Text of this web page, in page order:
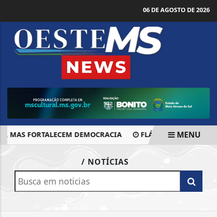
06 DE AGOSTO DE 2026
FORTALECEM DEMOCRACIA FLÁVIO BOLSONARO
MENU
/ NOTÍCIAS